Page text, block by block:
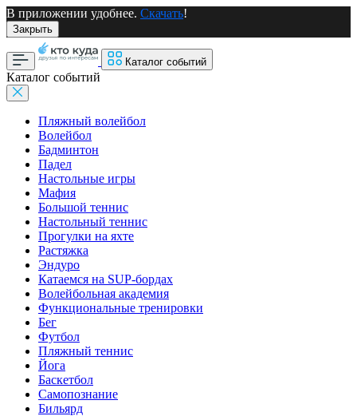
В приложении удобнее. Скачать!
Закрыть
Каталог событий
Каталог событий
Пляжный волейбол
Волейбол
Бадминтон
Падел
Настольные игры
Мафия
Большой теннис
Настольный теннис
Прогулки на яхте
Растяжка
Эндуро
Катаемся на SUP-бордах
Волейбольная академия
Функциональные тренировки
Бег
Футбол
Пляжный теннис
Йога
Баскетбол
Самопознание
Бильярд